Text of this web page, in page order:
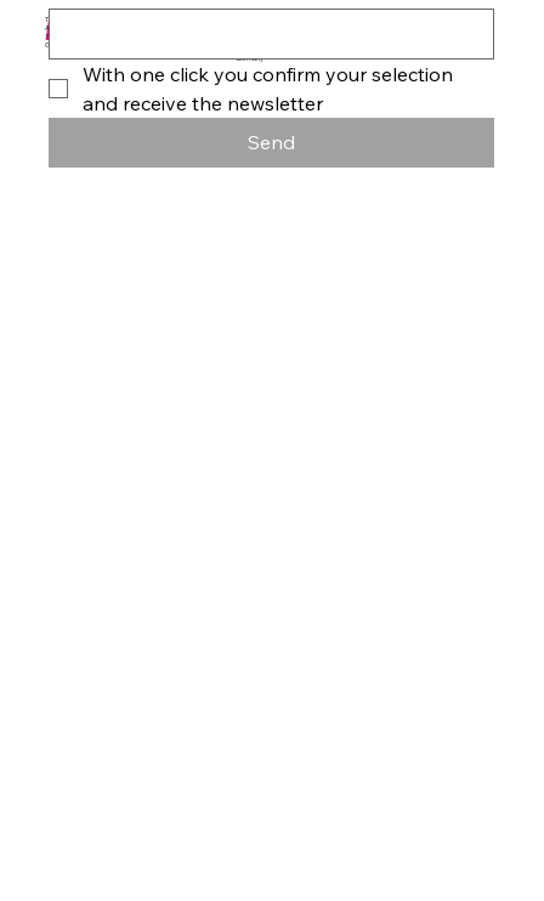
Arte
Tanzhaus & Kulturzentrum
Am Rohrgraben 4a
79249 Merzhausen/Freiburg
Germany
Germany
With one click you confirm your selection
and receive the newsletter
Send